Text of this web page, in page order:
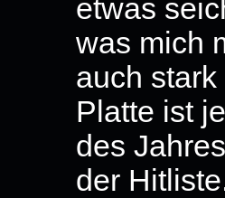
etwas
was mich
auch
Platte ist
des
der